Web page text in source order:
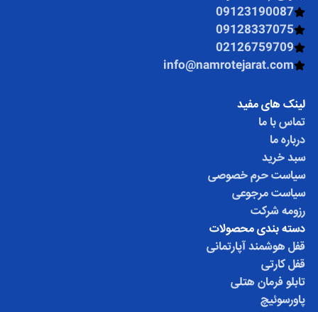
09123190087
09128337075
02126759709
info@namrotejarat.com
لینک های مفید
تماس با ما
درباره ما
سبد خرید
سیاست حرم خصوصی
سیاست مرجوعی
رزومه شرکت
دسته بندی محصولات
قفل هوشمند آپارتمانی
قفل کارتی
تابلو فرمان هتلی
پاورسوئیچ